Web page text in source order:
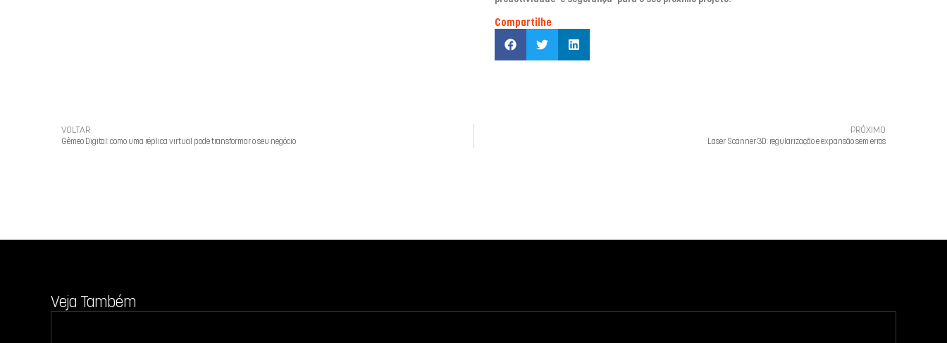
Compartilhe
VOLTAR
Gêmeo Digital: como uma réplica virtual pode transformar o seu negócio
PRÓXIMO
Laser Scanner 3D: regularização e expansão sem erros
Veja Também